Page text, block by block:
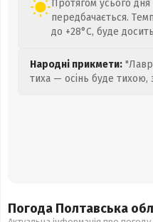
Протягом усього
передбачається.
до +28°C, буде
Народні прикмети:
тиха — осінь буде тихою,
Погода Полтавська